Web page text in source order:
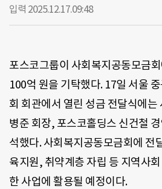
입력 2025.12.17.09:48
포스코그룹이 사회복지공동모금
100억 원을 기탁했다. 17일 서울
회 회관에서 열린 성금 전달식에
병준 회장, 포스코홀딩스 신건철
석했다. 사회복지공동모금회에 전
육지원, 취약계층 자립 등 지역사
한 사업에 활용될 예정이다.